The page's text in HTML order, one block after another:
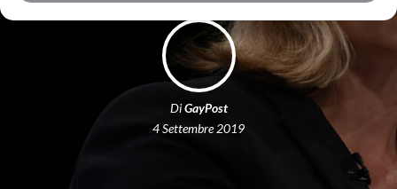
DiGayPost
4 Settembre 2019